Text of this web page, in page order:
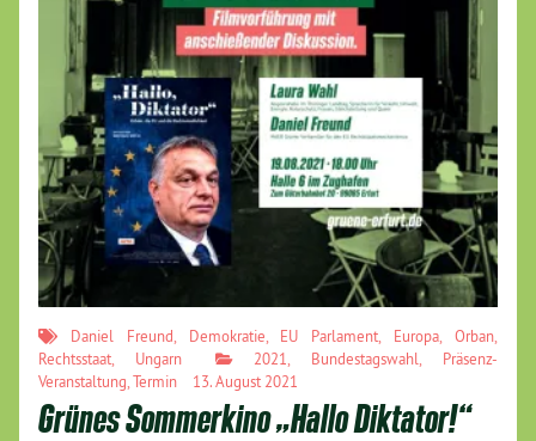
Daniel Freund, Demokratie, EU Parlament, Europa,Orban,
Rechtsstaat, Ungarn 2021, Bundestagswahl, Präsenz-
Veranstaltung,Termin 13. August 2021
Grünes Sommerkino „Hallo Diktator!“